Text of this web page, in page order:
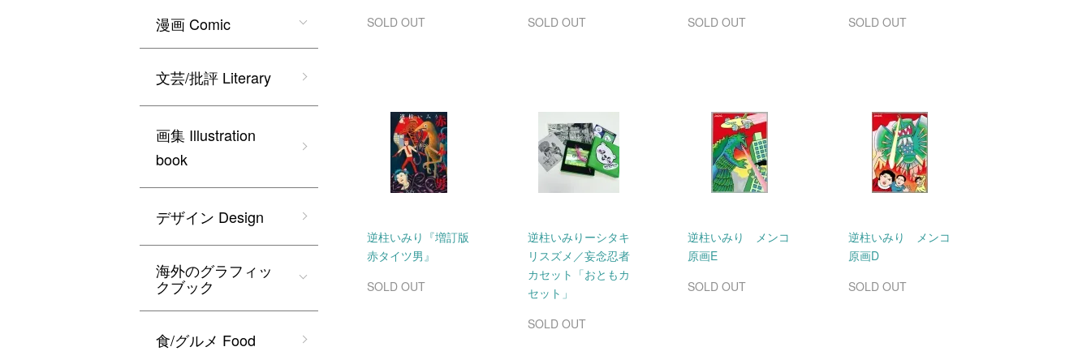
SOLD OUT
SOLD OUT
SOLD OUT
SOLD OUT
逆柱いみり『増訂版
赤タイツ男』
SOLD OUT
逆柱いみりーシタキ
リスズメ／妄念忍者
カセット「おともカ
セット」
SOLD OUT
逆柱いみり メンコ
原画E
SOLD OUT
逆柱いみり メンコ
原画D
SOLD OUT
漫画 Comic
文芸/批評 Literary
画集 Illustration
book
デザイン Design
海外のグラフィッ
クブック
食/グルメ Food